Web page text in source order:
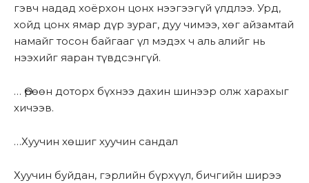
гэвч надад хоёрхон цонх нээгээгүй үлдлээ. Урд,
хойд цонх ямар дүр зураг, дуу чимээ, хөг айзамтай
намайг тосон байгааг үл мэдэх ч аль алийг нь
нээхийг яаран түвдсэнгүй.
… Өрөөн доторх бүхнээ дахин шинээр олж харахыг
хичээв.
…Хуучин хөшиг хуучин сандал
Хуучин буйдан, гэрлийн бүрхүүл, бичгийн ширээ